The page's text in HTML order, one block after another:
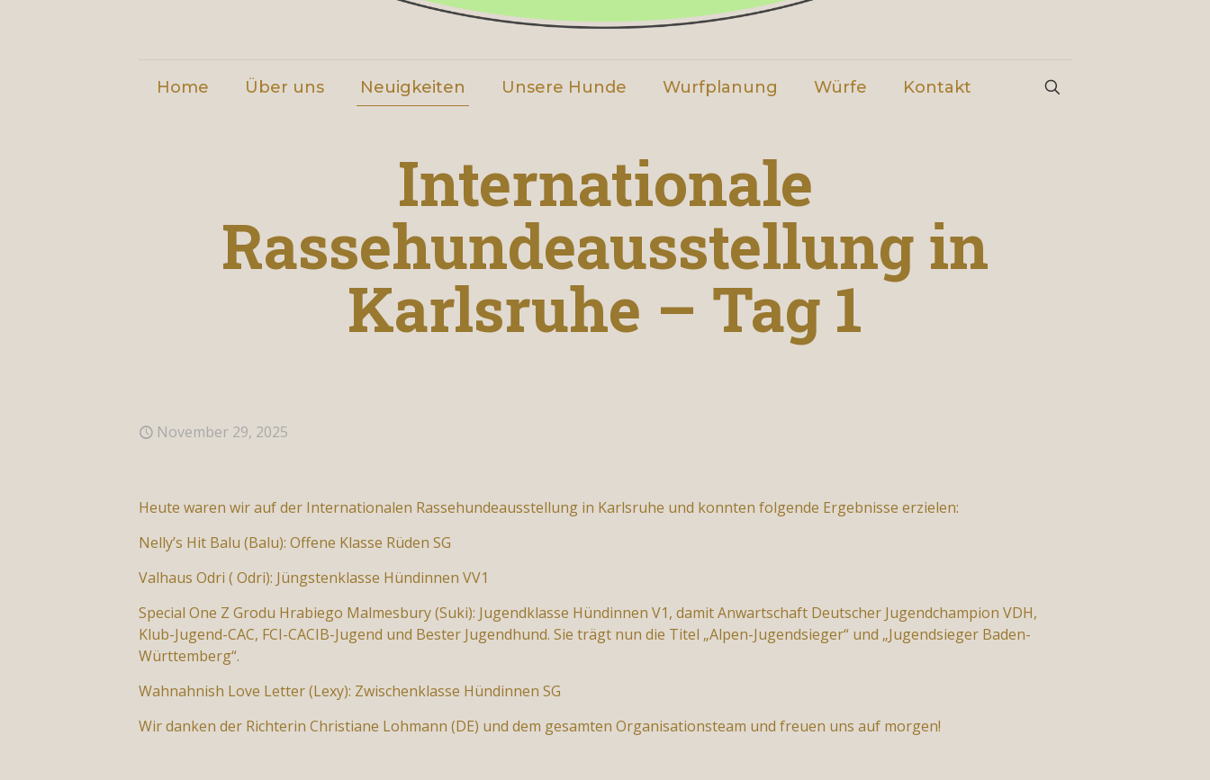
Home Über uns Neuigkeiten Unsere Hunde Wurfplanung Würfe Kontakt
Internationale
Rassehundeausstellung in
Karlsruhe – Tag 1
November 29, 2025
Heute waren wir auf der Internationalen Rassehundeausstellung in Karlsruhe und konnten folgende Ergebnisse erzielen:
Nelly’s Hit Balu (Balu): Offene Klasse Rüden SG
Valhaus Odri ( Odri): Jüngstenklasse Hündinnen VV1
Special One Z Grodu Hrabiego Malmesbury (Suki): Jugendklasse Hündinnen V1, damit Anwartschaft Deutscher Jugendchampion VDH,
Klub-Jugend-CAC, FCI-CACIB-Jugend und Bester Jugendhund. Sie trägt nun die Titel „Alpen-Jugendsieger“ und „Jugendsieger Baden-
Württemberg“.
Wahnahnish Love Letter (Lexy): Zwischenklasse Hündinnen SG
Wir danken der Richterin Christiane Lohmann (DE) und dem gesamten Organisationsteam und freuen uns auf morgen!